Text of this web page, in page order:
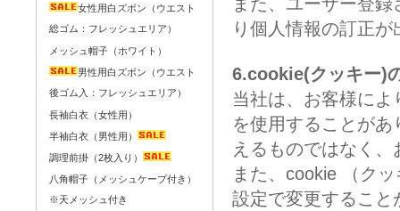
り個人情報の訂正が
6.cookie(クッキー)
当社は、お客様に
を使用することが
えるものではなく
また、cookie （ク
設定で変更すること
女性用白ズボン（ウエスト
総ゴム：フレッシュエリア）
メッシュ帽子（ホワイト）
男性用白ズボン（ウエスト
後ゴム入：フレッシュエリア）
長袖白衣（女性用）
半袖白衣（男性用）
調理前掛（2枚入り）
八角帽子（メッシュケープ付き）
※天メッシュ付き